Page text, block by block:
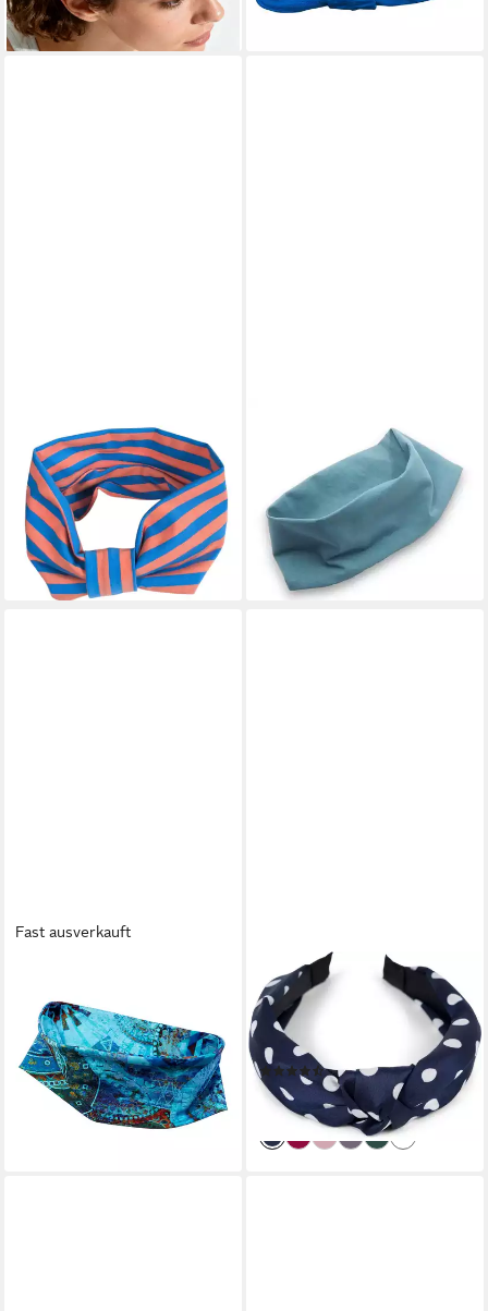
Haarband Stylische Baumwoll-
Jersey Haarbänder mit
Schlaufe Marke Britta Meier
17,95 €
lieferbar - in 4-5 Werktagen bei dir
+5
Haarband Breites Haarband in
Uni-Farbe Marke Britta Meier
13,95 €
lieferbar - in 4-5 Werktagen bei dir
Fast ausverkauft
Haarband Art-Haarbänder
16,95 €
lieferbar - in 4-5 Werktagen bei dir
STYLEBREAKER
Haarband, 1-tlg., Haarreif
gepunktet mit Knoten
Rockabilly
(7)
15,95 €
lieferbar - in 2-3 Werktagen bei dir
+3